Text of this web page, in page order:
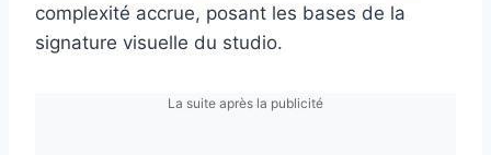
complexité accrue, posant les bases de la
signature visuelle du studio.
La suite après la publicité